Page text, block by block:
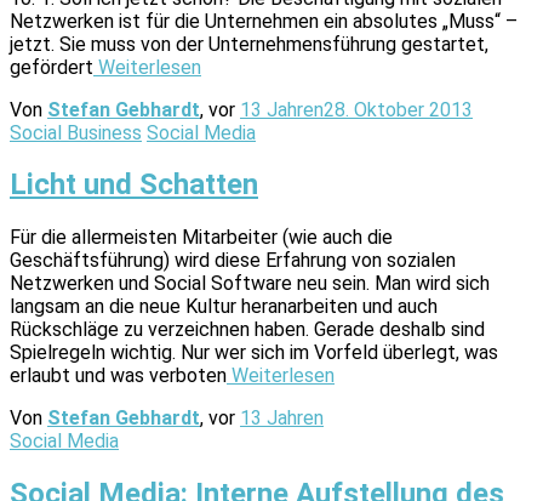
Netzwerken ist für die Unternehmen ein absolutes „Muss“ –
jetzt. Sie muss von der Unternehmensführung gestartet,
gefördert Weiterlesen
Von Stefan Gebhardt, vor 13 Jahren28. Oktober 2013
Social Business Social Media
Licht und Schatten
Für die allermeisten Mitarbeiter (wie auch die
Geschäftsführung) wird diese Erfahrung von sozialen
Netzwerken und Social Software neu sein. Man wird sich
langsam an die neue Kultur heranarbeiten und auch
Rückschläge zu verzeichnen haben. Gerade deshalb sind
Spielregeln wichtig. Nur wer sich im Vorfeld überlegt, was
erlaubt und was verboten Weiterlesen
Von Stefan Gebhardt, vor 13 Jahren
Social Media
Social Media: Interne Aufstellung des